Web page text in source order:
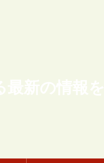
最新の情報